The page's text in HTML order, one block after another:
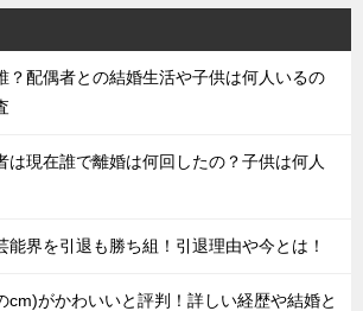
？配偶者との結婚生活や子供は何人いるの
は現在誰で離婚は何回したの？子供は何人
能界を引退も勝ち組！引退理由や今とは！
cm)がかわいいと評判！詳しい経歴や結婚と